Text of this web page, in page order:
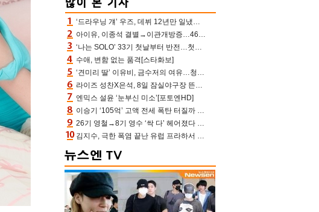
‘드라우닝 걔’ 우즈, 데뷔 12년만 일냈다…체조경기장 입성 확정
아이유, 이종석 결별→이관개방증…46장 꽉 채운 유애나 ♥ “열심히 사는 중”
‘나는 SOLO’ 33기 첫날부터 반전…첫인상 0표 영호, 호감남 급부상
수애, 변함 없는 품격[스타화보]
‘견미리 딸’ 이유비, 금수저의 여유…청순 미모에 반전 슬림 라인
라이즈 성찬X은석, 8일 잠실야구장 뜬다…시구 시타+특별공연까지
엔믹스 설윤 ‘눈부신 미소’[포토엔HD]
이승기 ‘105억’ 고액 전세 폭탄 터질까 “차가원 측이 돈 준다고, 약속 안 지키면 법적 조치”
26기 영철→8기 영수 ‘싹 다’ 헤어졌다 ‘나솔사계’ 충격의 현커 0쌍 (촌장TV)
김지수, 극한 폭염 끝난 유럽 프라하서 쾌적한 여름나기 “선풍기만으로 지내”